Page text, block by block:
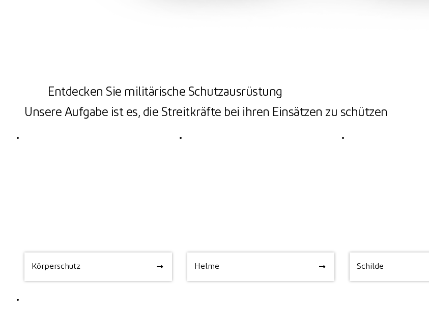
Entdecken Sie militärische Schutzausrüstung
Unsere Aufgabe ist es, die Streitkräfte bei ihren Einsätzen zu schützen
Körperschutz
Körperschutz Helme
Helme Schilde
Schilde